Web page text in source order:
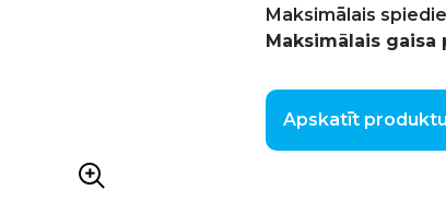
Maksimālais
Maksimālais gaisa
Apskatīt